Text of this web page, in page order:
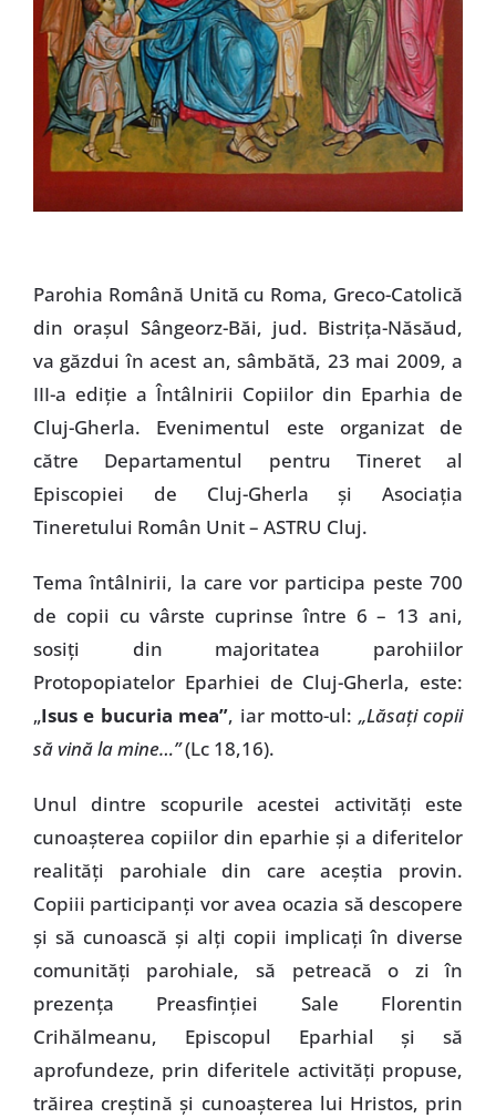
Parohia Română Unită cu Roma, Greco-Catolică
din oraşul Sângeorz-Băi, jud. Bistriţa-Năsăud,
va găzdui în acest an, sâmbătă, 23 mai 2009, a
III-a ediţie a Întâlnirii Copiilor din Eparhia de
Cluj-Gherla. Evenimentul este organizat de
către Departamentul pentru Tineret al
Episcopiei de Cluj-Gherla şi Asociaţia
Tineretului Român Unit – ASTRU Cluj.
Tema întâlnirii, la care vor participa peste 700
de copii cu vârste cuprinse între 6 – 13 ani,
sosiţi din majoritatea parohiilor
Protopopiatelor Eparhiei de Cluj-Gherla, este:
„Isus e bucuria mea”, iar motto-ul: „Lăsaţi copii
să vină la mine…”(Lc 18,16).
Unul dintre scopurile acestei activităţi este
cunoaşterea copiilor din eparhie şi a diferitelor
realităţi parohiale din care aceştia provin.
Copiii participanţi vor avea ocazia să descopere
şi să cunoască şi alţi copii implicaţi în diverse
comunităţi parohiale, să petreacă o zi în
prezenţa Preasfinţiei Sale Florentin
Crihălmeanu, Episcopul Eparhial şi să
aprofundeze, prin diferitele activităţi propuse,
trăirea creştină şi cunoaşterea lui Hristos, prin